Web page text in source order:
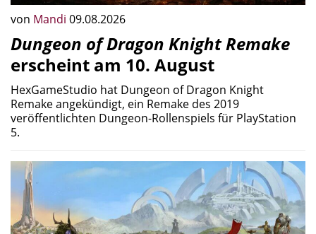
von Mandi 09.08.2026
Dungeon of Dragon Knight Remake
erscheint am 10. August
HexGameStudio hat Dungeon of Dragon Knight
Remake angekündigt, ein Remake des 2019
veröffentlichten Dungeon-Rollenspiels für PlayStation
5.